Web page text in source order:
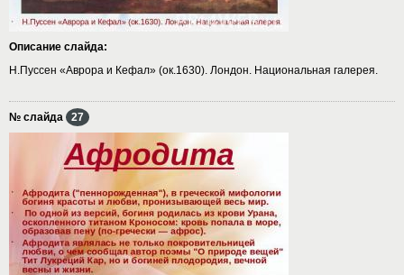
Описание слайда:
Н.Пуссен «Аврора и Кефал» (ок.1630). Лондон. Национальная галерея.
№ слайда 27